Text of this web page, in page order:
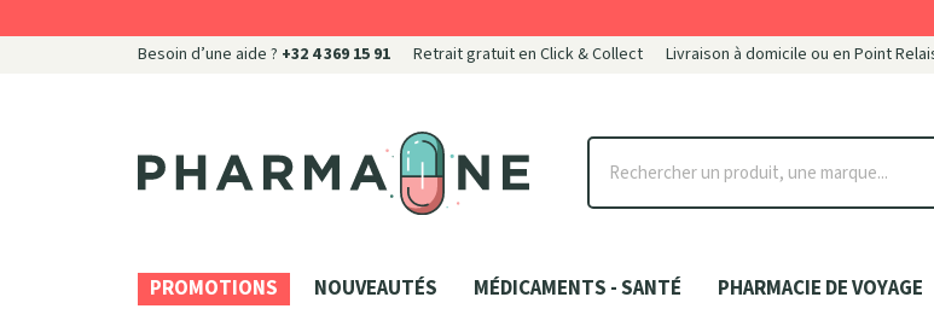
Besoin d’une aide ? +32 4 369 15 91 Retrait gratuit en Click & Collect Livraison à domicile ou en Point
Pharmaone Votre pharmacie en ligne à votre service
PROMOTIONS NOUVEAUTÉS MÉDICAMENTS - SANTÉ PHARMACIE DE VOYAGE